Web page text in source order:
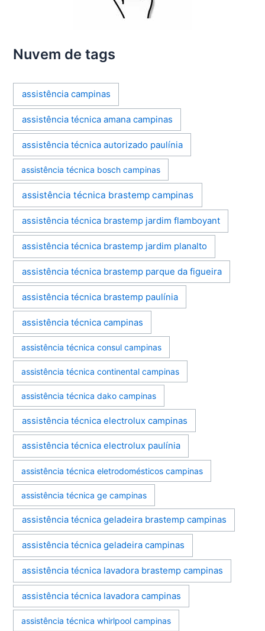
Nuvem de tags
assistência campinas
assistência técnica amana campinas
assistência técnica autorizado paulínia
assistência técnica bosch campinas
assistência técnica brastemp campinas
assistência técnica brastemp jardim flamboyant
assistência técnica brastemp jardim planalto
assistência técnica brastemp parque da figueira
assistência técnica brastemp paulínia
assistência técnica campinas
assistência técnica consul campinas
assistência técnica continental campinas
assistência técnica dako campinas
assistência técnica electrolux campinas
assistência técnica electrolux paulínia
assistência técnica eletrodomésticos campinas
assistência técnica ge campinas
assistência técnica geladeira brastemp campinas
assistência técnica geladeira campinas
assistência técnica lavadora brastemp campinas
assistência técnica lavadora campinas
assistência técnica whirlpool campinas